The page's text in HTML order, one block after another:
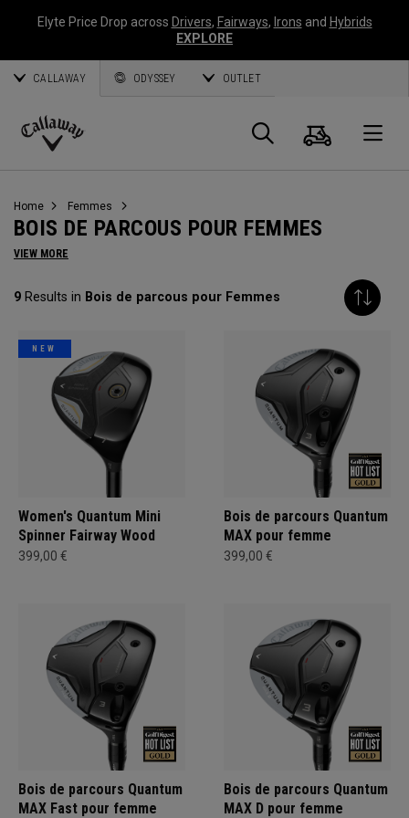
Elyte Price Drop across Drivers, Fairways, Irons and Hybrids
EXPLORE
CALLAWAY ODYSSEY OUTLET
Callaway
Panier
Home Femmes
BOIS DE PARCOUS POUR FEMMES
VIEW MORE
9 Results in Bois de parcous pour Femmes
NEW
Women's Quantum Mini
Spinner Fairway Wood
399,00 €
Bois de parcours Quantum
MAX pour femme
399,00 €
Bois de parcours Quantum
MAX Fast pour femme
Bois de parcours Quantum
MAX D pour femme